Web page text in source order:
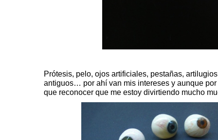
Prótesis, pelo, ojos artificiales, pestañas,
antiguos… por ahí van mis intereses y aunque
que reconocer que me estoy divirtiendo mucho